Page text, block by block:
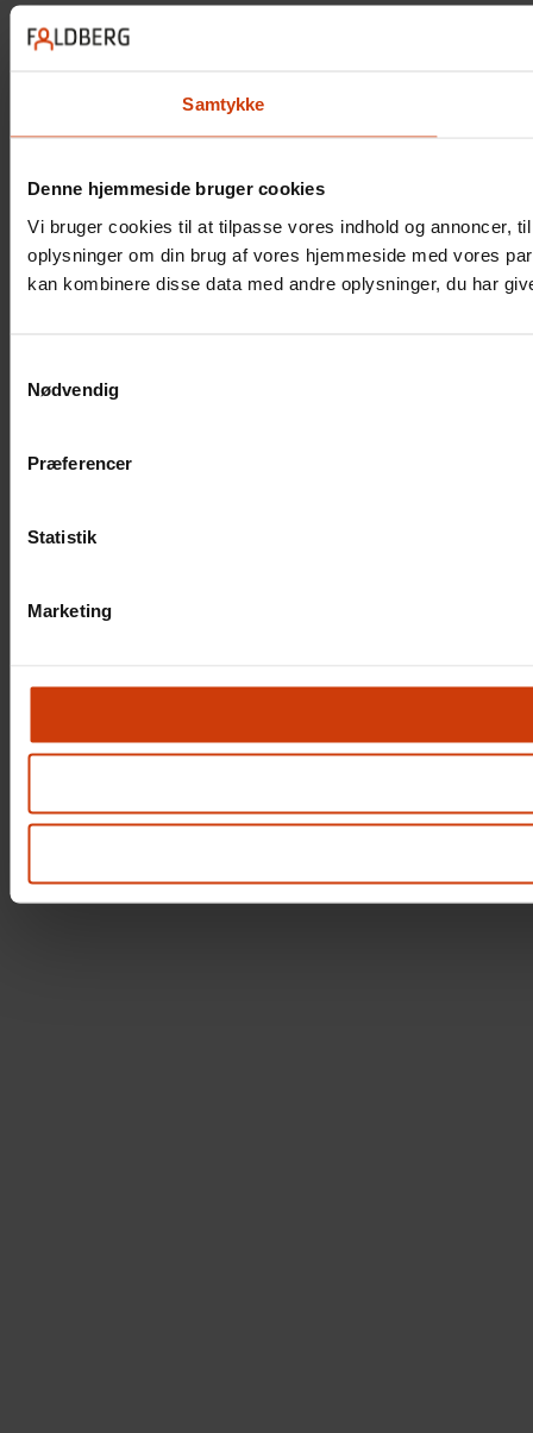
Samtykke
Denne hjemmeside bruger cookies
Vi bruger cookies til at tilpasse vores indhold og annoncer,
oplysninger om din brug af vores hjemmeside med vores
kan kombinere disse data med andre oplysninger, du har
Nødvendig
Præferencer
Statistik
Marketing